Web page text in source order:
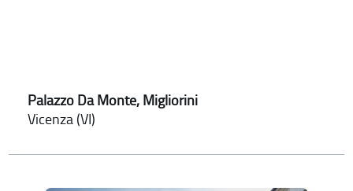
Palazzo Da Monte, Migliorini
Vicenza (VI)